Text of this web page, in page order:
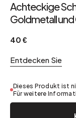
Achteckige
Goldmetall und
40 €
Entdecken Sie
Dieses Produkt ist
Für weitere